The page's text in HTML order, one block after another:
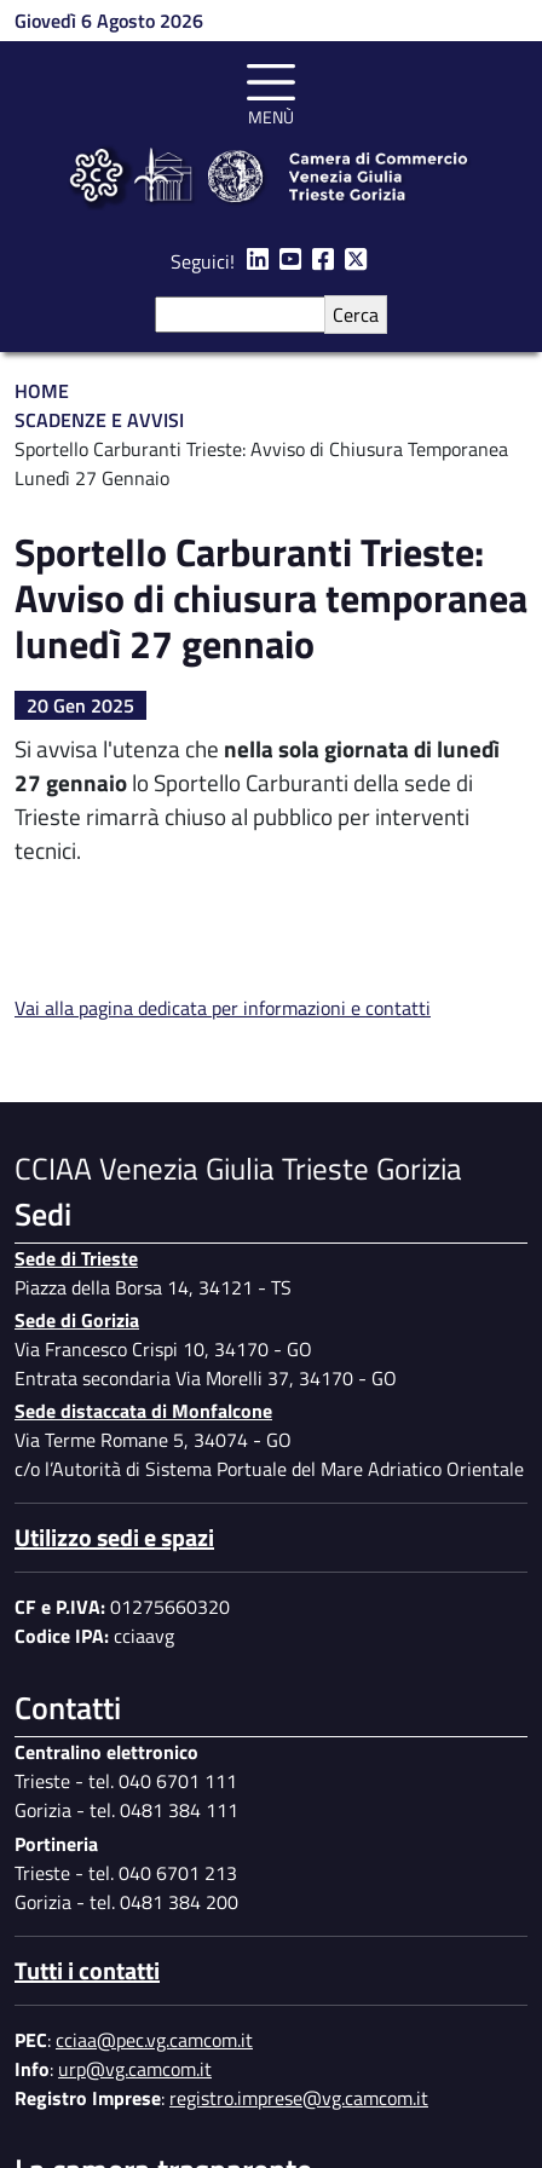
Salta al contenuto principale
Giovedì 6 Agosto 2026
MENÙ
Seguici!
Briciole di pane
HOME
SCADENZE E AVVISI
Sportello Carburanti Trieste: Avviso di Chiusura Temporanea
Lunedì 27 Gennaio
Sportello Carburanti Trieste:
Avviso di chiusura temporanea
lunedì 27 gennaio
20 Gen 2025
Si avvisa l'utenza che nella sola giornata di lunedì
27 gennaiolo Sportello Carburanti della sede di
Trieste rimarrà chiuso al pubblico per interventi
tecnici.
Vai alla pagina dedicata per informazioni e contatti
CCIAA Venezia Giulia Trieste Gorizia
Sedi
Sede di Trieste
Piazza della Borsa 14, 34121 - TS
Sede di Gorizia
Via Francesco Crispi 10, 34170 - GO
Entrata secondaria Via Morelli 37, 34170 - GO
Sede distaccata di Monfalcone
Via Terme Romane 5, 34074 - GO
c/o l’Autorità di Sistema Portuale del Mare Adriatico Orientale
Utilizzo sedi e spazi
CF e P.IVA:01275660320
Codice IPA:cciaavg
Contatti
Centralino elettronico
Trieste - tel. 040 6701 111
Gorizia - tel. 0481 384 111
Portineria
Trieste - tel. 040 6701 213
Gorizia - tel. 0481 384 200
Tutti i contatti
PEC:cciaa@pec.vg.camcom.it
Info: urp@vg.camcom.it
Registro Imprese: registro.imprese@vg.camcom.it